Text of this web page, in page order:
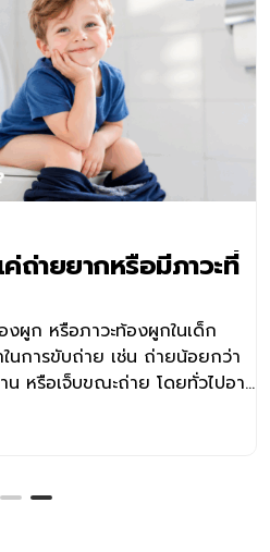
ากหรือมีภาวะที่
รือภาวะท้องผูกในเด็ก
บถ่าย เช่น ถ่ายน้อยกว่า
จ็บขณะถ่าย โดยทั่วไปอาจ
ลู
เฉีย
เด็ก